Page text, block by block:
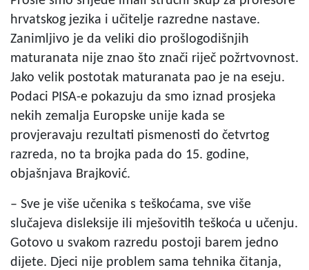
hrvatskog jezika i učitelje razredne nastave.
Zanimljivo je da veliki dio prošlogodišnjih
maturanata nije znao što znači riječ požrtvovnost.
Jako velik postotak maturanata pao je na eseju.
Podaci PISA-e pokazuju da smo iznad prosjeka
nekih zemalja Europske unije kada se
provjeravaju rezultati pismenosti do četvrtog
razreda, no ta brojka pada do 15. godine,
objašnjava Brajković.
– Sve je više učenika s teškoćama, sve više
slučajeva disleksije ili mješovitih teškoća u učenju.
Gotovo u svakom razredu postoji barem jedno
dijete. Djeci nije problem sama tehnika čitanja,